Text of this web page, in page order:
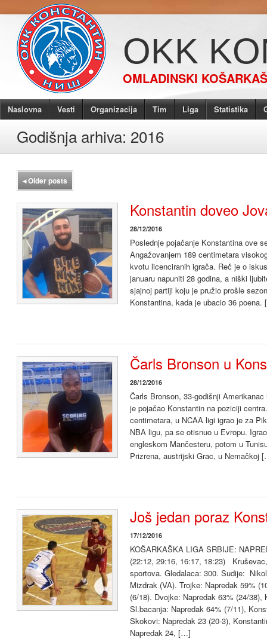
OKK
OMLADINSKI
Naslovna Vesti Organizacija Tim Liga Statistika
Godišnja arhiva: 2016
◂Older posts
Konstantin doveo
28/12/2016
Poslednje pojačanje Konstantina ove
Angažovanjem 189 centimetara
kvotu licenciranih igrača. Reč je o
januaru napuniti 28 godina, a niški
sjajnoj partiji koju je pružio prošle
Konstantina, kada je ubacio 36
Čarls Bronson u
28/12/2016
Čarls Bronson, 33-godišnji
je pojačao Konstantin na poziciji
centimetara, u NCAA ligi igrao je za
NBA ligu, pa se otisnuo u Evropu.
engleskom Mančesteru, potom u
Prizrena, austrijski Grac, u Nemačkoj
Još jedan poraz
17/12/2016
KOŠARKAŠKA LIGA SRBIJE:
(22:12, 29:16, 16:17, 18:23)
sportova. Gledalaca: 300. Sudije:
Mizdrak (VA). Trojke: Napredak 59%
(6/18). Dvojke: Napredak 63% (24/38),
Sl.bacanja: Napredak 64% (7/11),
Skokovi: Napredak 23 (20-3),
Napredak 24, […]